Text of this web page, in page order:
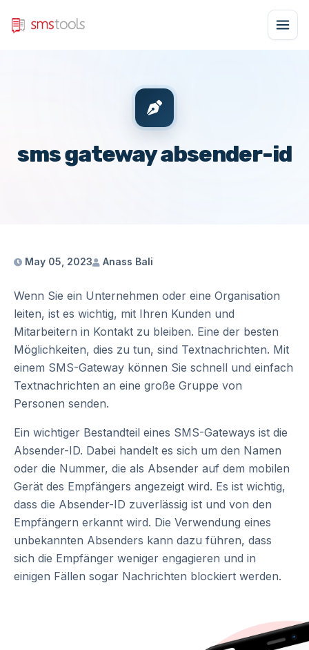
sms gateway absender-id
May 05, 2023 Anass Bali
Wenn Sie ein Unternehmen oder eine Organisation
leiten, ist es wichtig, mit Ihren Kunden und
Mitarbeitern in Kontakt zu bleiben. Eine der besten
Möglichkeiten, dies zu tun, sind Textnachrichten. Mit
einem SMS-Gateway können Sie schnell und einfach
Textnachrichten an eine große Gruppe von
Personen senden.
Ein wichtiger Bestandteil eines SMS-Gateways ist die
Absender-ID. Dabei handelt es sich um den Namen
oder die Nummer, die als Absender auf dem mobilen
Gerät des Empfängers angezeigt wird. Es ist wichtig,
dass die Absender-ID zuverlässig ist und von den
Empfängern erkannt wird. Die Verwendung eines
unbekannten Absenders kann dazu führen, dass
sich die Empfänger weniger engagieren und in
einigen Fällen sogar Nachrichten blockiert werden.